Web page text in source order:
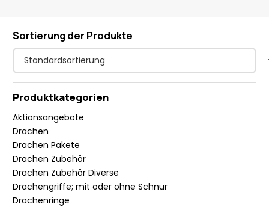
Sortierung der Produkte
Produktkategorien
Aktionsangebote
Drachen
Drachen Pakete
Drachen Zubehör
Drachen Zubehör Diverse
Drachengriffe; mit oder ohne Schnur
Drachenringe